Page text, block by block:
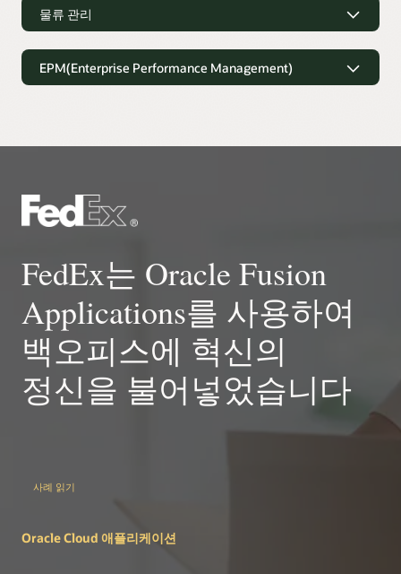
- 기록 및 계획된 작업에 기반한 제안으로 프로젝트 시간을 보다
신속하게 캡처할 수 있습니다.
- 프로젝트 결과물의 상태를 관리하고 작업 항목을 발행합니다.
Project Management 제품 세부정보 보기
물류 관리
- 모든 장치에서 주문 및 배송 정보에 쉽게 액세스할 수
있습니다.
액세스합니다.
- 고객 질의에 즉시 응답하여 지원 비용을 절감하고 고객
Logistics 제품 세부정보 보기
EPM(Enterprise Performance Management)
- 디지털 도우미를 사용하여 계정 조정 프로세스의 속도와
- 재무 결산 프로세스를 더 빠르게 진행할 수 있습니다. 디지털
어시스턴트를 사용하여 다양한 기간의 분개와 마감 작업을
- 웹 인터페이스 및 타사 협업 애플리케이션에서 디지털
EPM(Enterprise Performance Management) 살펴보기
FedEx는 Oracle Fusion
Applications를 사용하여
백오피스에 혁신의
정신을 불어넣었습니다
사례 읽기
Oracle Cloud 애플리케이션